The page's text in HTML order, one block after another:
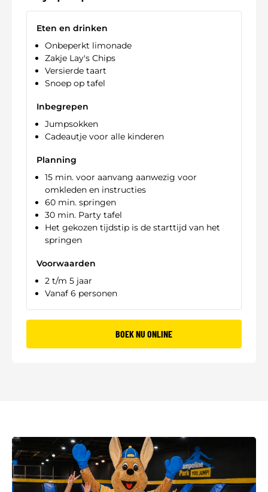
Eten en drinken
Onbeperkt limonade
Zakje Lay's Chips
Versierde taart
Snoep op tafel
Inbegrepen
Jumpsokken
Cadeautje voor alle kinderen
Planning
15 min. voor aanvang aanwezig voor
omkleden en instructies
60 min. springen
30 min. Party tafel
Het gekozen tijdstip is de starttijd van het
springen
Voorwaarden
2 t/m 5 jaar
Vanaf 6 personen
BOEK NU ONLINE